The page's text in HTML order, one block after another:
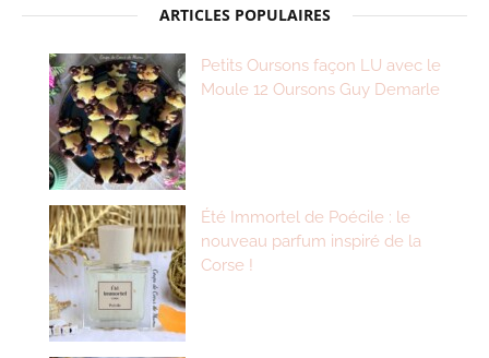
ARTICLES POPULAIRES
Petits Oursons façon LU avec le
Moule 12 Oursons Guy Demarle
Été Immortel de Poécile : le
nouveau parfum inspiré de la
Corse !